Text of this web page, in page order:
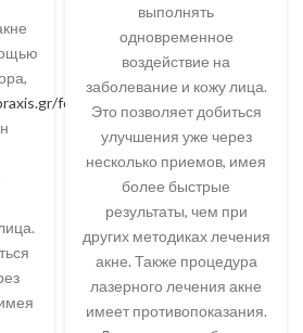
forum/profile/Clark92h0768954/
выполнять
одновременное
воздействие на
заболевание и кожу лица.
Это позволяет добиться
улучшения уже через
несколько приемов, имея
более быстрые
результаты, чем при
других методиках лечения
акне. Также процедура
лазерного лечения акне
имеет противопоказания.